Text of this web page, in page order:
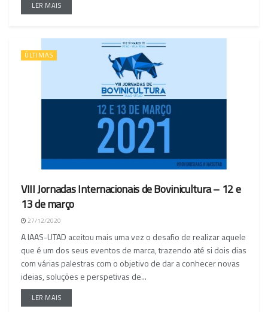
LER MAIS
ÚLTIMAS
VIII Jornadas Internacionais de Bovinicultura – 12 e
13 de março
27/12/2020
A IAAS-UTAD aceitou mais uma vez o desafio de realizar aquele
que é um dos seus eventos de marca, trazendo até si dois dias
com várias palestras com o objetivo de dar a conhecer novas
ideias, soluções e perspetivas de...
LER MAIS